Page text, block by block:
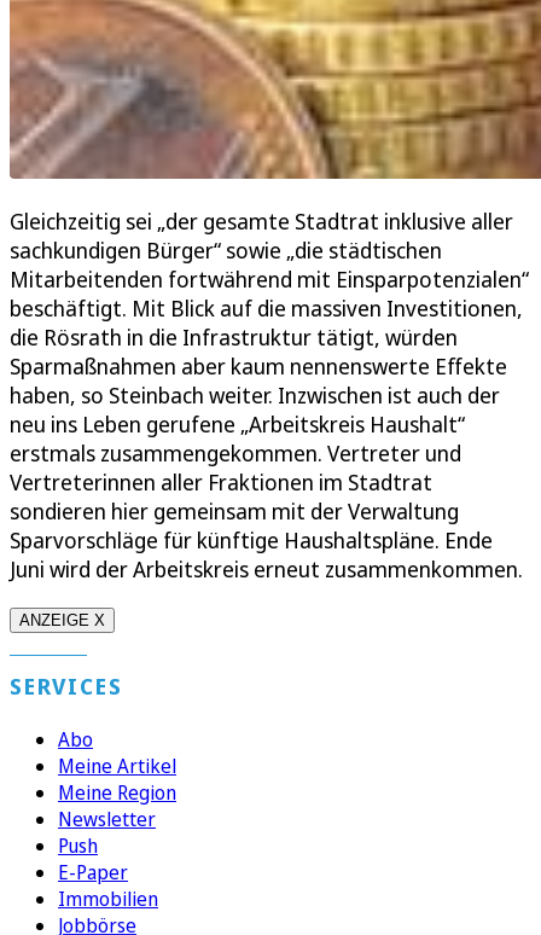
Gleichzeitig sei „der gesamte Stadtrat inklusive aller
sachkundigen Bürger“ sowie „die städtischen
Mitarbeitenden fortwährend mit Einsparpotenzialen“
beschäftigt. Mit Blick auf die massiven Investitionen,
die Rösrath in die Infrastruktur tätigt, würden
Sparmaßnahmen aber kaum nennenswerte Effekte
haben, so Steinbach weiter. Inzwischen ist auch der
neu ins Leben gerufene „Arbeitskreis Haushalt“
erstmals zusammengekommen. Vertreter und
Vertreterinnen aller Fraktionen im Stadtrat
sondieren hier gemeinsam mit der Verwaltung
Sparvorschläge für künftige Haushaltspläne. Ende
Juni wird der Arbeitskreis erneut zusammenkommen.
ANZEIGE X
SERVICES
Abo
Meine Artikel
Meine Region
Newsletter
Push
E-Paper
Immobilien
Jobbörse